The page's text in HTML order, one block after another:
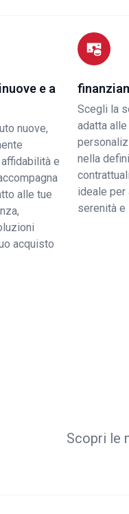
e a
nuove,
e
alle tue
acquisto
Scegli la
adatta
nella
ideale per
serenità e
Scopri le